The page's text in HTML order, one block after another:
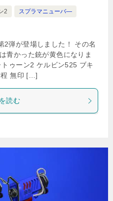
2 スプラマニューバ―
2弾が登場しました！ その名
青かった銃が黄色になりま
ゥーン2 ケルビン525 ブキ
程 無印 […]
読む